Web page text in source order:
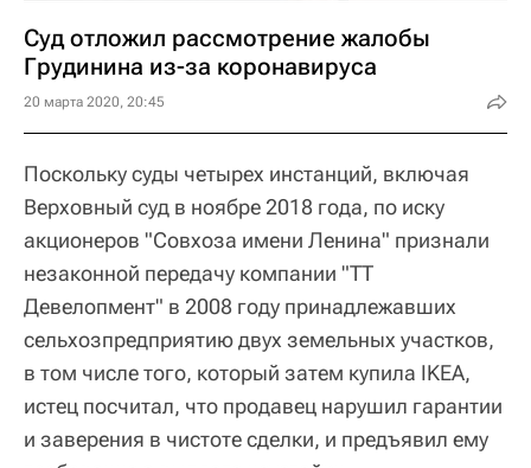
Суд отложил рассмотрение жалобы
Грудинина из-за коронавируса
20 марта 2020, 20:45
Поскольку суды четырех инстанций, включая
Верховный суд в ноябре 2018 года, по иску
акционеров "Совхоза имени Ленина" признали
незаконной передачу компании "ТТ
Девелопмент" в 2008 году принадлежавших
сельхозпредприятию двух земельных участков,
в том числе того, который затем купила IKEA,
истец посчитал, что продавец нарушил гарантии
и заверения в чистоте сделки, и предъявил ему